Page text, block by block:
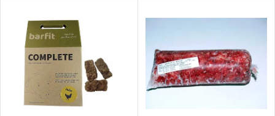
Nejprodávanější